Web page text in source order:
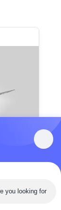
you looking for?